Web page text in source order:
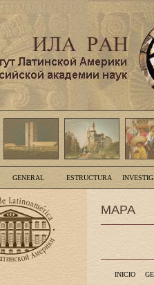
GENERAL ESTRUCTURA
MAPA
INICIO